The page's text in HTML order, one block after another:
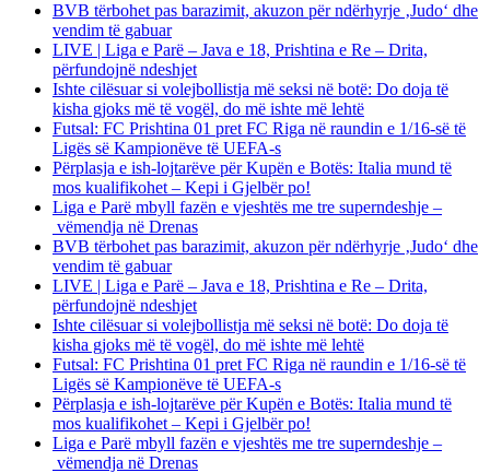
BVB tërbohet pas barazimit, akuzon për ndërhyrje ‚Judo‘ dhe
vendim të gabuar
LIVE | Liga e Parë – Java e 18, Prishtina e Re – Drita,
përfundojnë ndeshjet
Ishte cilësuar si volejbollistja më seksi në botë: Do doja të
kisha gjoks më të vogël, do më ishte më lehtë
Futsal: FC Prishtina 01 pret FC Riga në raundin e 1/16-së të
Ligës së Kampionëve të UEFA-s
Përplasja e ish-lojtarëve për Kupën e Botës: Italia mund të
mos kualifikohet – Kepi i Gjelbër po!
Liga e Parë mbyll fazën e vjeshtës me tre superndeshje –
vëmendja në Drenas
BVB tërbohet pas barazimit, akuzon për ndërhyrje ‚Judo‘ dhe
vendim të gabuar
LIVE | Liga e Parë – Java e 18, Prishtina e Re – Drita,
përfundojnë ndeshjet
Ishte cilësuar si volejbollistja më seksi në botë: Do doja të
kisha gjoks më të vogël, do më ishte më lehtë
Futsal: FC Prishtina 01 pret FC Riga në raundin e 1/16-së të
Ligës së Kampionëve të UEFA-s
Përplasja e ish-lojtarëve për Kupën e Botës: Italia mund të
mos kualifikohet – Kepi i Gjelbër po!
Liga e Parë mbyll fazën e vjeshtës me tre superndeshje –
vëmendja në Drenas